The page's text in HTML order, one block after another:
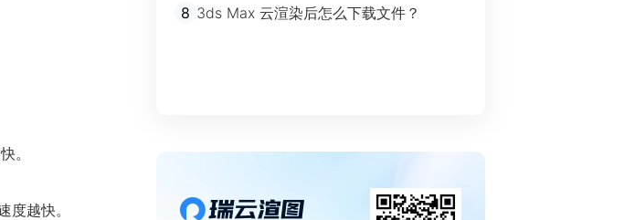
。
越快。
8 3ds Max 云渲染后怎么下载文件？